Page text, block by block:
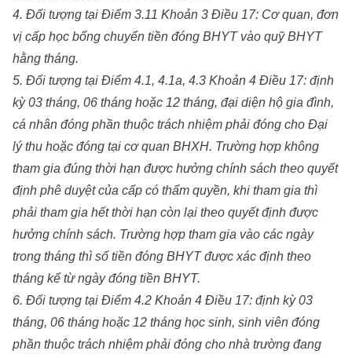
4. Đối tượng tại Điểm 3.11 Khoản 3 Điều 17: Cơ quan, đơn
vị cấp học bổng chuyển tiền đóng BHYT vào quỹ BHYT
hằng tháng.
5. Đối tượng tại Điểm 4.1, 4.1a, 4.3 Khoản 4 Điều 17: định
kỳ 03 tháng, 06 tháng hoặc 12 tháng, đại diện hộ gia đình,
cá nhân đóng phần thuộc trách nhiệm phải đóng cho Đại
lý thu hoặc đóng tại cơ quan BHXH. Trường hợp không
tham gia đúng thời hạn được hưởng chính sách theo quyết
định phê duyệt của cấp có thẩm quyền, khi tham gia thì
phải tham gia hết thời hạn còn lại theo quyết định được
hưởng chính sách. Trường hợp tham gia vào các ngày
trong tháng thì số tiền đóng BHYT được xác định theo
tháng kể từ ngày đóng tiền BHYT.
6. Đối tượng tại Điểm 4.2 Khoản 4 Điều 17: định kỳ 03
tháng, 06 tháng hoặc 12 tháng học sinh, sinh viên đóng
phần thuộc trách nhiệm phải đóng cho nhà trường đang